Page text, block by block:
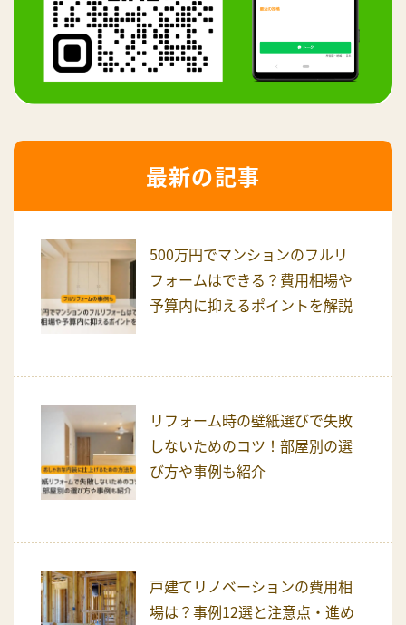
最新の記事
500万円でマンションのフルリ
フォームはできる？費用相場や
予算内に抑えるポイントを解説
リフォーム時の壁紙選びで失敗
しないためのコツ！部屋別の選
び方や事例も紹介
戸建てリノベーションの費用相
場は？事例12選と注意点・進め